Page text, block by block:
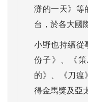
灘的一天》等
台，於各大國
小野也持續從
份子》、《
的》、《刀瘟
得金馬獎及亞